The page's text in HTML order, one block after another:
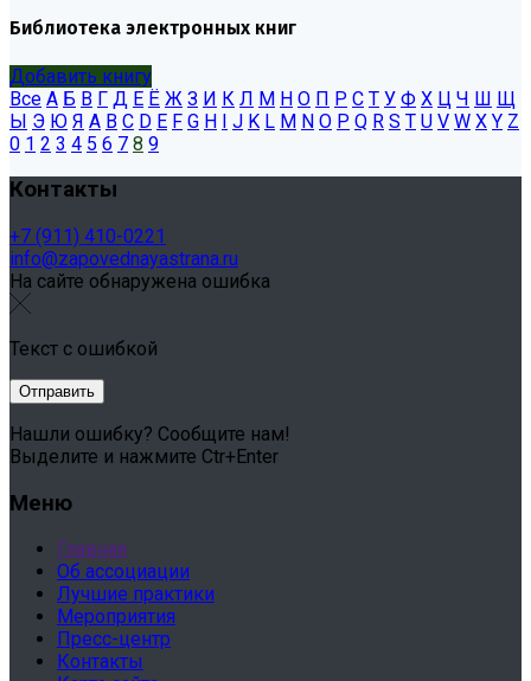
Библиотека электронных книг
Добавить книгу
Все А Б В Г Д Е Ё Ж З И К Л М Н О П Р С Т У Ф Х Ц Ч Ш Щ
Ы Э Ю Я A B C D E F G H I J K L M N O P Q R S T U V W X Y Z
0 1 2 3 4 5 6 7 8 9
Контакты
+7 (911) 410-0221
info@zapovednayastrana.ru
На сайте обнаружена ошибка
Текст с ошибкой
Нашли ошибку? Сообщите нам!
Выделите и нажмите Ctr+Enter
Меню
Главная
Об ассоциации
Лучшие практики
Мероприятия
Пресс-центр
Контакты